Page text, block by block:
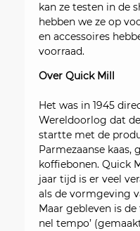
kan ze testen in de
hebben we ze op
en accessoires
voorraad.
Over Quick Mill
Het was in 1945
Wereldoorlog dat
startte met de
Parmezaanse
koffiebonen. Quick
jaar tijd is er veel
als de vormgeving
Maar gebleven is
nel tempo’